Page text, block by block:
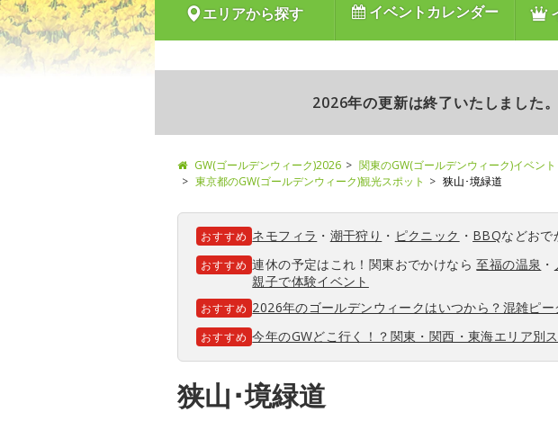
エリアから探す イベントカレンダー
2026年の更新は終了いたしました
GW(ゴールデンウィーク)2026 関東のGW(ゴールデンウィーク)イベン
東京都のGW(ゴールデンウィーク)観光スポット
狭山･境緑道
おすすめ ネモフィラ ・ 潮干狩り ・ ピクニック ・ BBQなどおで
おすすめ 連休の予定はこれ！関東おでかけなら至福の温泉 ・
親子で体験イベント
おすすめ 2026年のゴールデンウィークはいつから？混雑ピ
おすすめ 今年のGWどこ行く！？関東・関西・東海エリア別
狭山･境緑道